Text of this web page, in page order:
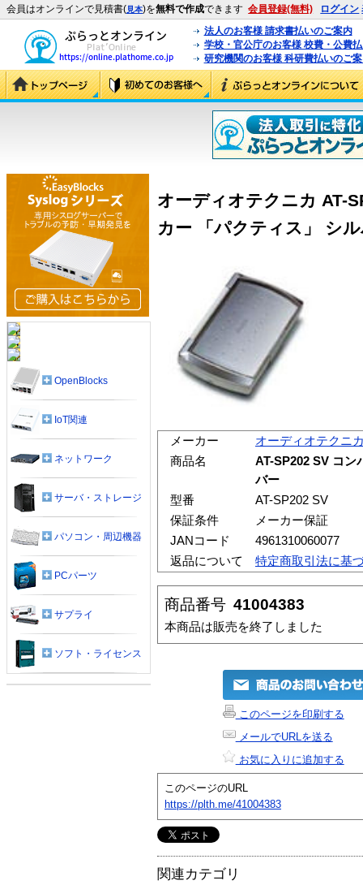
会員はオンラインで見積書(見本)を無料で作成できます 会員登録(無料) ログイン
法人のお客様 請求書払いのご案内
学校・官公庁のお客様 校費・公費
研究機関のお客様 科研費払いのご
オーディオテクニカ AT-
カー 「パクティス」 シ
メーカー
オーディオテクニ
商品名
AT-SP202 SV コン
バー
型番
AT-SP202 SV
保証条件
メーカー保証
JANコード
4961310060077
返品について
特定商取引法に基
商品番号 41004383
本商品は販売を終了しました
このページを印刷する
メールでURLを送る
お気に入りに追加する
このページのURL
https://plth.me/41004383
関連カテゴリ
OpenBlocks
IoT関連
ネットワーク
サーバ・ストレージ
パソコン・周辺機器
PCパーツ
サプライ
ソフト・ライセンス